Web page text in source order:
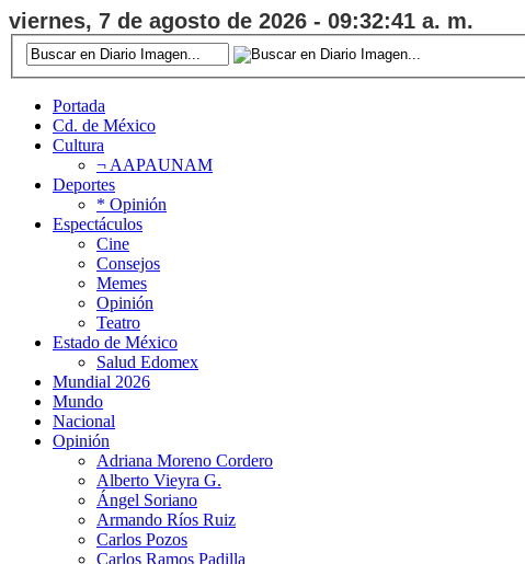
viernes, 7 de agosto de 2026 - 09:32:42 a. m.
Portada
Cd. de México
Cultura
¬ AAPAUNAM
Deportes
* Opinión
Espectáculos
Cine
Consejos
Memes
Opinión
Teatro
Estado de México
Salud Edomex
Mundial 2026
Mundo
Nacional
Opinión
Adriana Moreno Cordero
Alberto Vieyra G.
Ángel Soriano
Armando Ríos Ruiz
Carlos Pozos
Carlos Ramos Padilla